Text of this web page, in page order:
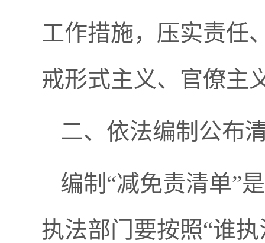
工作措施，压实责任
戒形式主义、官僚主
二、依法编制公布
编制“减免责清单”
执法部门要按照“谁